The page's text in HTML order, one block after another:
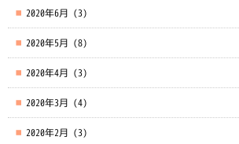
2020年6月 (3)
2020年5月 (8)
2020年4月 (3)
2020年3月 (4)
2020年2月 (3)